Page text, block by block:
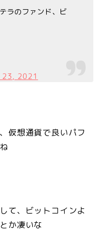
ラのファンド、ビ
23, 2021
仮想通貨で良いパフ
て、ビットコインよ
か凄いな